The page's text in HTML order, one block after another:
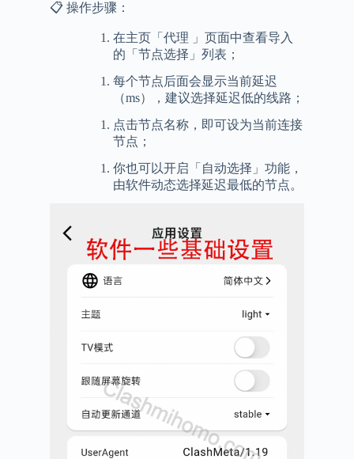
📋 操作步骤：
在主页「代理 」页面中查看导入
的「节点选择」列表；
每个节点后面会显示当前延迟
（ms），建议选择延迟低的线路；
点击节点名称，即可设为当前连接
节点；
你也可以开启「自动选择」功能，
由软件动态选择延迟最低的节点。